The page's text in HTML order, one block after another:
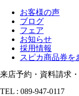
お客様の声
ブログ
フェア
お知らせ
採用情報
スピカ商品券を
来店予約・資料請求
TEL : 089-947-0117